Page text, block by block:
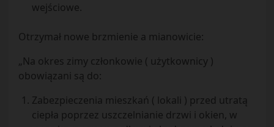
wejściowe.
Otrzymał nowe brzmienie a mianowicie:
„Na okres zimy członkowie ( użytkownicy )
obowiązani są do:
Zabezpieczenia mieszkań ( lokali ) przed utratą
ciepła poprzez uszczelnianie drzwi i okien, w